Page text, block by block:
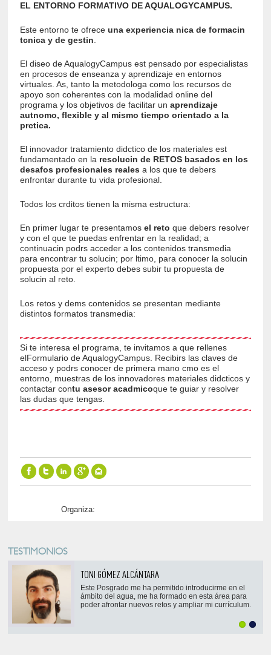
EL ENTORNO FORMATIVO DE AQUALOGYCAMPUS.
Este entorno te ofreceuna experiencia nica de formacin
tcnica y de gestin
El diseo de AqualogyCampus est pensado por especialistas
en procesos de enseanza y aprendizaje en entornos
virtuales. As, tanto la metodologa como los recursos de
apoyo son coherentes con la modalidad online del
programa y los objetivos de facilitar un aprendizaje
autnomo, flexible y al mismo tiempo orientado a la
prctica.
El innovador tratamiento didctico de los materiales est
fundamentado en la resolucin de RETOS basados en los
desafos profesionales reales a los que te debers
enfrontar durante tu vida profesional.
Todos los crditos tienen la misma estructura:
En primer lugar te presentamosel reto que debers resolver
y con el que te puedas enfrentar en la realidad; a
continuacin podrs acceder a los contenidos transmedia
para encontrar tu solucin; por ltimo, para conocer la solucin
propuesta por el experto debes subir tu propuesta de
solucin al reto.
Los retos y dems contenidos se presentan mediante
distintos formatos transmedia:
Si te interesa el programa, te invitamos a que rellenes
elFormulario de AqualogyCampus. Recibirs las claves de
acceso y podrs conocer de primera mano cmo es el
entorno, muestras de los innovadores materiales didcticos y
contactar contu asesor acadmicoque te guiar y resolver
las dudas que tengas.
Organiza:
TESTIMONIOS
TONI GÓMEZ ALCÁNTARA
Este Posgrado me ha permitido introducirme en el
ámbito del agua, me ha formado en esta área para
poder afrontar nuevos retos y ampliar mi currículum.